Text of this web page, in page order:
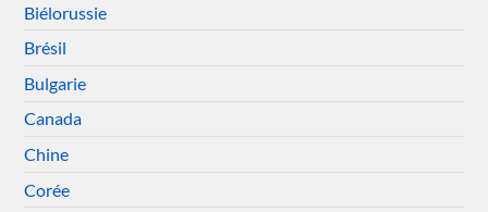
Biélorussie
Brésil
Bulgarie
Canada
Chine
Corée